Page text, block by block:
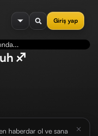
Giriş yap
♐
haberdar ol ve sana